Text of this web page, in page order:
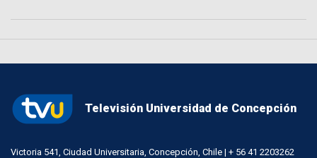
Televisión Universidad de Concepción
Victoria 541, Ciudad Universitaria, Concepción, Chile | + 56 41 2203262